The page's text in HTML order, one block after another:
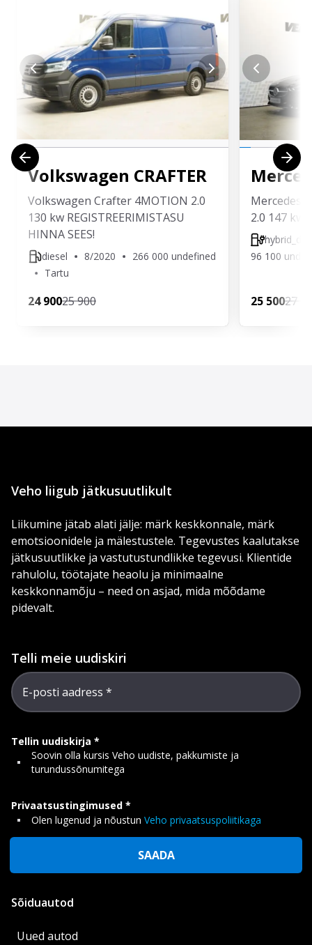
Volkswagen CRAFTER
Volkswagen Crafter 4MOTION 2.0
130 kw REGISTREERIMISTASU
HINNA SEES!
diesel 8/2020
266 000 undefined
Tartu
24 90025 900
Mercedes-
2.0 147 kw
96 100
25 50027
Veho liigub jätkusuutlikult
Liikumine jätab alati jälje: märk keskkonnale, märk
emotsioonidele ja mälestustele. Tegevustes kaalutakse
jätkusuutlikke ja vastutustundlikke tegevusi. Klientide
rahulolu, töötajate heaolu ja minimaalne
keskkonnamõju – need on asjad, mida mõõdame
pidevalt.
Telli meie uudiskiri
E-posti aadress
Tellin uudiskirja
Soovin olla kursis Veho uudiste, pakkumiste ja
turundussõnumitega
Privaatsustingimused
Olen lugenud ja nõustun Veho privaatsuspoliitikaga
SAADA
Sõiduautod
Uued autod